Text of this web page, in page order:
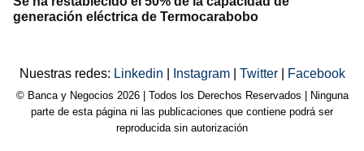
generación eléctrica de Termocarabobo
Nuestras redes: Linkedin Instagram Twitter Facebook
© Banca y Negocios 2026 | Todos los Derechos Reservados | Ninguna
parte de esta página ni las publicaciones que contiene podrá ser
reproducida sin autorización